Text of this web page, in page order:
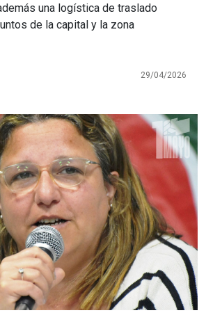
una logística de traslado
de la capital y la zona
29/04/2026